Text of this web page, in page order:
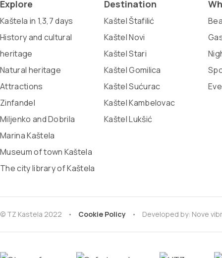
Explore
Kaštela in 1,3,7 days
History and cultural
heritage
Natural heritage
Attractions
Zinfandel
Miljenko and Dobrila
Marina Kaštela
Museum of town Kaštela
The city library of Kaštela
Destination
Kaštel Štafilić
Kaštel Novi
Kaštel Stari
Kaštel Gomilica
Kaštel Sućurac
Kaštel Kambelovac
Kaštel Lukšić
© TZ Kastela 2022 Cookie Policy Developed by: Nove